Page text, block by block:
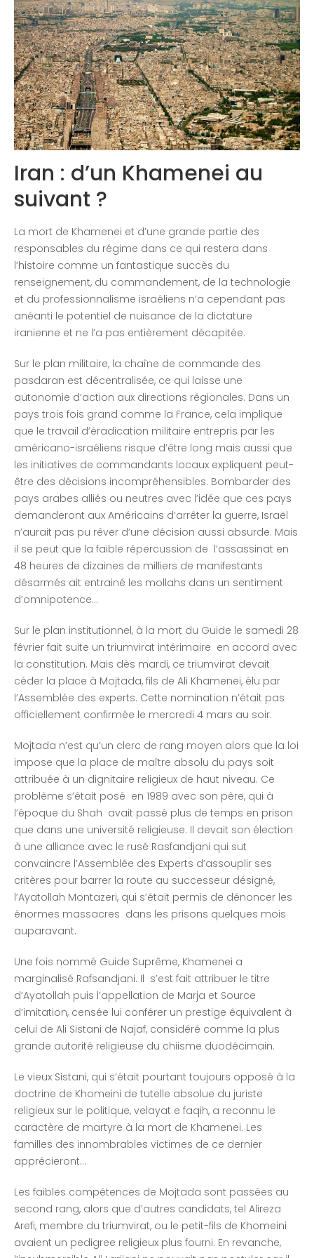
Congrès 2018
Congrès 2019
Congrès 2020
Iran : d’un Khamenei au
suivant ?
La mort de Khamenei et d’une grande partie des
responsables du régime dans ce qui restera dans
l’histoire comme un fantastique succès du
renseignement, du commandement, de la technologie
et du professionnalisme israéliens n’a cependant pas
anéanti le potentiel de nuisance de la dictature
iranienne et ne l’a pas entièrement décapitée.
Sur le plan militaire, la chaîne de commande des
pasdaran est décentralisée, ce qui laisse une
autonomie d’action aux directions régionales. Dans un
pays trois fois grand comme la France, cela implique
que le travail d’éradication militaire entrepris par les
américano-israéliens risque d’être long mais aussi que
les initiatives de commandants locaux expliquent peut-
être des décisions incompréhensibles. Bombarder des
pays arabes alliés ou neutres avec l’idée que ces pays
demanderont aux Américains d’arrêter la guerre, Israël
n’aurait pas pu rêver d’une décision aussi absurde. Mais
il se peut que la faible répercussion de l’assassinat en
48 heures de dizaines de milliers de manifestants
désarmés ait entrainé les mollahs dans un sentiment
d’omnipotence…
Sur le plan institutionnel, à la mort du Guide le samedi 28
février fait suite un triumvirat intérimaire en accord avec
la constitution. Mais dès mardi, ce triumvirat devait
céder la place à Mojtada, fils de Ali Khamenei, élu par
l’Assemblée des experts. Cette nomination n’était pas
officiellement confirmée le mercredi 4 mars au soir.
Mojtada n’est qu’un clerc de rang moyen alors que la loi
impose que la place de maître absolu du pays soit
attribuée à un dignitaire religieux de haut niveau. Ce
problème s’était posé en 1989 avec son père, qui à
l’époque du Shah avait passé plus de temps en prison
que dans une université religieuse. Il devait son élection
à une alliance avec le rusé Rasfandjani qui sut
convaincre l’Assemblée des Experts d’assouplir ses
critères pour barrer la route au successeur désigné,
l’Ayatollah Montazeri, qui s’était permis de dénoncer les
énormes massacres dans les prisons quelques mois
auparavant.
Une fois nommé Guide Suprême, Khamenei a
marginalisé Rafsandjani. Il s’est fait attribuer le titre
d’Ayatollah puis l’appellation de Marja et Source
d’imitation, censée lui conférer un prestige équivalent à
celui de Ali Sistani de Najaf, considéré comme la plus
grande autorité religieuse du chiisme duodécimain.
Le vieux Sistani, qui s’était pourtant toujours opposé à la
doctrine de Khomeini de tutelle absolue du juriste
religieux sur le politique, velayat e faqih, a reconnu le
caractère de martyre à la mort de Khamenei. Les
familles des innombrables victimes de ce dernier
apprécieront…
Les faibles compétences de Mojtada sont passées au
second rang, alors que d’autres candidats, tel Alireza
Arefi, membre du triumvirat, ou le petit-fils de Khomeini
avaient un pedigree religieux plus fourni. En revanche,